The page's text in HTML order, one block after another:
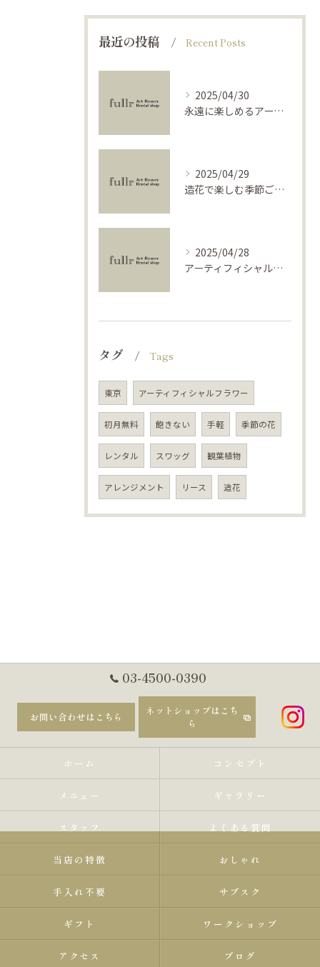
最近の投稿 Recent Posts
2025/04/30
永遠に楽しめるアーティフィシャルフラワーの使い方
2025/04/29
造花で楽しむ季節ごとのインテリア
2025/04/28
アーティフィシャルフラワーで学ぶ基礎と活用法
タグ Tags
東京 アーティフィシャルフラワー
初月無料 飽きない 手軽 季節の花
レンタル スワッグ 観葉植物
アレンジメント リース 造花
03-4500-0390
お問い合わせはこちら
ネットショップはこち
ら
ホーム コンセプト
メニュー ギャラリー
スタッフ よくある質問
当店の特徴 おしゃれ
手入れ不要 サブスク
ギフト ワークショップ
アクセス ブログ